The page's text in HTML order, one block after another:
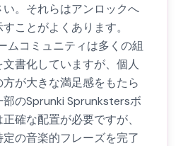
い。それらはアンロックへ
ことがよくあります。
ムコミュニティは多くの組
書化していますが、個人
が大きな満足感をもたら
部のSprunki Sprunkstersボ
確な配置が必要ですが、
の音楽的フレーズを完了